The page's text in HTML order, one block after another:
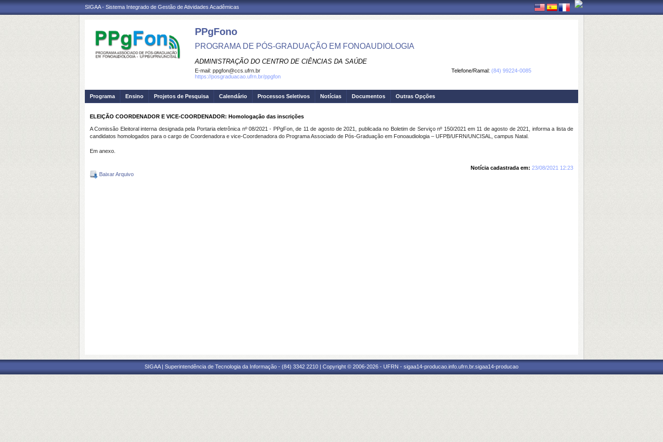
SIGAA - Sistema Integrado de Gestão de Atividades Acadêmicas
PPgFono
PROGRAMA DE PÓS-GRADUAÇÃO EM FONOAUDIOLOGIA
ADMINISTRAÇÃO DO CENTRO DE CIÊNCIAS DA SAÚDE
Telefone/Ramal: (84) 99224-0085
E-mail: ppgfon@ccs.ufrn.br
https://posgraduacao.ufrn.br/ppgfon
Programa Ensino Projetos de Pesquisa Calendário Processos Seletivos Notícias Documentos Outras Opções
ELEIÇÃO COORDENADOR E VICE-COORDENADOR: Homologação das inscrições
A Comissão Eleitoral interna designada pela Portaria eletrônica nº 08/2021 - PPgFon, de 11 de agosto de 2021, publicada no Boletim de Serviço nº 150/2021 em 11 de agosto de 2021, informa a lista de
candidatos homologados para o cargo de Coordenadora e vice-Coordenadora do Programa Associado de Pós-Graduação em Fonoaudiologia – UFPB/UFRN/UNCISAL, campus Natal.
Em anexo.
Notícia cadastrada em: 23/08/2021 12:23
Baixar Arquivo
SIGAA | Superintendência de Tecnologia da Informação - (84) 3342 2210 | Copyright © 2006-2026 - UFRN - sigaa14-producao.info.ufrn.br.sigaa14-producao